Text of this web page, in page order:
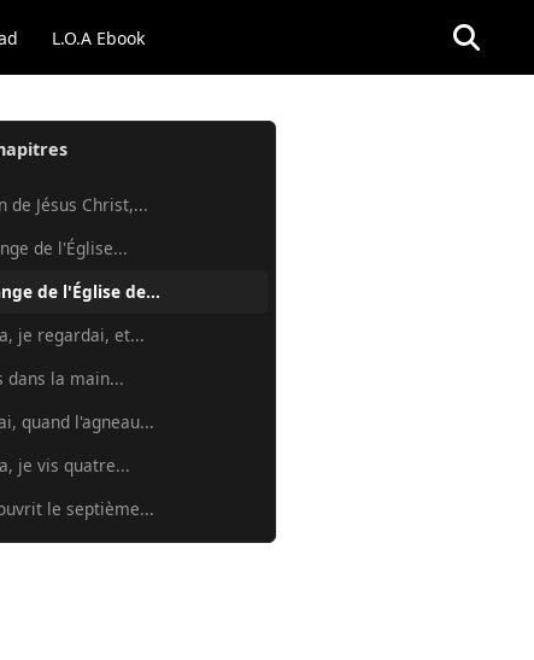
L.O.A Ebook
de Jésus Christ,...
de l'Église...
de l'Église de...
je regardai, et...
dans la main...
quand l'agneau...
je vis quatre...
le septième...